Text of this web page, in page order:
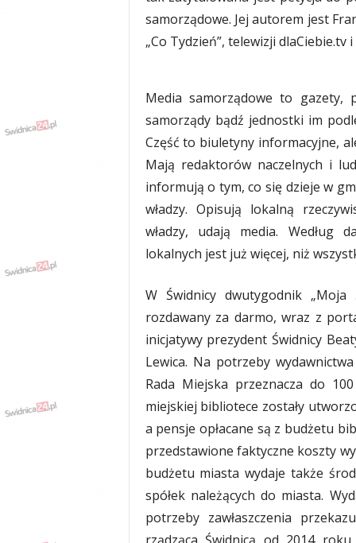
samorządowe. Jej autorem jest
„Co Tydzień”, telewizji dlaCiebie.tv
Media samorządowe to gazety,
samorządy bądź jednostki im
Część to biuletyny informacyjne,
Mają redaktorów naczelnych i
informują o tym, co się dzieje w
władzy. Opisują lokalną
władzy, udają media. Według
lokalnych jest już więcej, niż
W Świdnicy dwutygodnik „Moja
rozdawany za darmo, wraz z
inicjatywy prezydent Świdnicy
Lewica. Na potrzeby
Rada Miejska przeznacza do
miejskiej bibliotece zostały
a pensje opłacane są z budżetu
przedstawione faktyczne koszty
budżetu miasta wydaje także
spółek należących do miasta.
potrzeby zawłaszczenia